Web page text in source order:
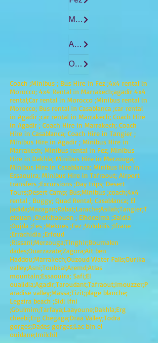
Marrakech
Agadir
Ouarzazate
Coach ;Minibus ; Bus Hire in Fez ;4x4 rental in
Morocco; 4x4 Rental in Marrakech;agadir 4x4
rental;Car rental in Morocco ;Minibus rental in
Morocco; Bus rental in Casablanca ;car rental
in Agadir ;car rental in Marrakech; Coach Hire
in Agadir ; Coach Hire in Marrakech; Coach
Hire in Casablanca; Coach Hire in Tangier ;
Minibus Hire in Agadir ; Minibus Hire in
Marrakech; Minibus rental in Fez; Minibus
Hire in Dakhla; Minibus Hire in Merzouga;
Minibus Hire in Casablanca; Minibus Hire in
Essaouira; Minibus Hire in Tafraout; Airport
transfers ;Excursions ;Day trips; Desert
Tours;Desert Camp; Bus;Minibus ;coach;4x4
rental ; Buggy; Quad Rental; Casablanca; El
jadida;Mazagan;Rabat;Larache;Asilah;Tangier;T
etouan ;Chefchaouen ; Elhoceima ;Saidia
;Oujda ;Fes ;Meknes ;Fez ;Volubilis ;Ifrane
;Errachidia ;Erfoud
;Rissani;Merzouga;Tinghir;Boumalen
dades;Ouarzazate;Zagora;Ait ben
Haddou;Marrakech;Ouzoud Water Falls;Ourika
valley;Asni;Toubkal;Aremd;Atlas
mountain;Essaouira; Safi;El
oualidia;Agadir;Taroudant;Tafraout;Imouzzer;P
aradise valley;Massa;Tizit;plage blanche;
Legzira beach ;Sidi ifni
;Goulmim;Tarfaya;Laayoune;Dakhla;Erg
cheebi;Erg Chegaga;Draa Valley;Todra
gorges;Dades gorges;Lac bin el
ouidane;Imilchil